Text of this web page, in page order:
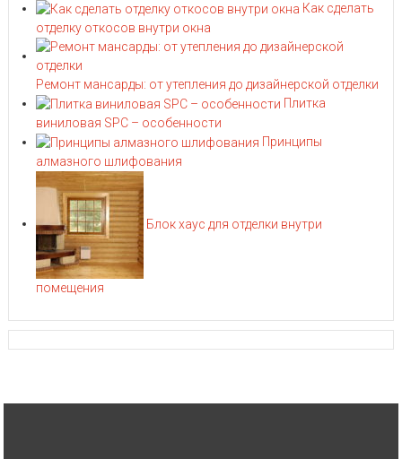
Как сделать
отделку откосов внутри окна
Ремонт мансарды: от утепления до дизайнерской отделки
Плитка
виниловая SPC – особенности
Принципы
алмазного шлифования
Блок хаус для отделки внутри
помещения